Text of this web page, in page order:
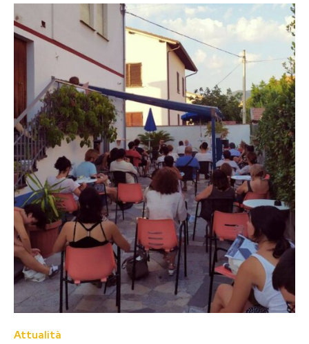
Attualità